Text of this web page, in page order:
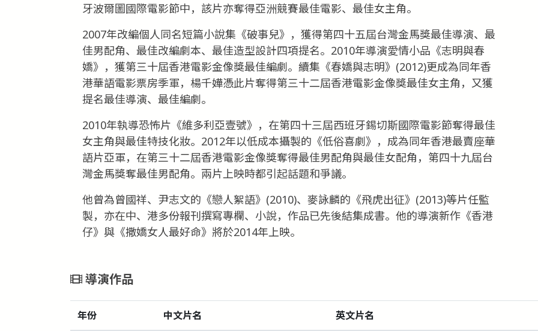
牙波爾圖國際電影節中，該片亦奪得亞洲競賽最佳電影、最佳女主角。
2007年改編個人同名短篇小說集《破事兒》，獲得第四十五屆台灣金馬獎最佳導演、最
佳男配角、最佳改編劇本、最佳造型設計四項提名。2010年導演愛情小品《志明與春
嬌》，獲第三十屆香港電影金像獎最佳編劇。續集《春嬌與志明》(2012)更成為同年香
港華語電影票房季軍，楊千嬅憑此片奪得第三十二屆香港電影金像獎最佳女主角，又獲
提名最佳導演、最佳編劇。
2010年執導恐怖片《維多利亞壹號》，在第四十三屆西班牙錫切斯國際電影節奪得最佳
女主角與最佳特技化妝。2012年以低成本攝製的《低俗喜劇》，成為同年香港最賣座華
語片亞軍，在第三十二屆香港電影金像獎奪得最佳男配角與最佳女配角，第四十九屆台
灣金馬獎奪最佳男配角。兩片上映時都引起話題和爭議。
他曾為曾國祥、尹志文的《戀人絮語》(2010)、麥詠麟的《飛虎出征》(2013)等片任監
製，亦在中、港多份報刊撰寫專欄、小說，作品已先後結集成書。他的導演新作《香港
仔》與《撒嬌女人最好命》將於2014年上映。
導演作品
年份 中文片名 英文片名